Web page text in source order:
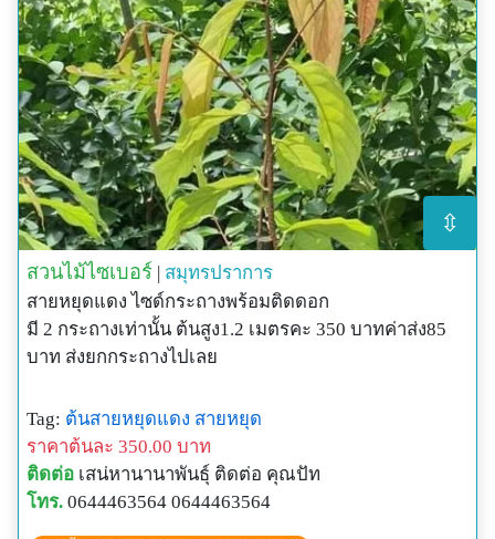
⇳
สวนไม้ไซเบอร์ | สมุทรปราการ
สายหยุดแดง ไซด์กระถางพร้อมติดดอก
มี 2 กระถางเท่านั้น ต้นสูง1.2 เมตรคะ 350 บาทค่าส่ง85
บาท ส่งยกกระถางไปเลย
Tag: ต้นสายหยุดแดง สายหยุด
ราคาต้นละ 350.00 บาท
ติดต่อ เสน่หานานาพันธุ์ ติดต่อ คุณปัท
โทร. 0644463564 0644463564